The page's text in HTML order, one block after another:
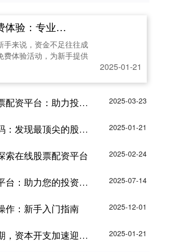
助你赢在起跑线
2025-01-21
手来说，资金不足往往成
费体验活动，为新手提供
：助力投资，成就财富 2025-03-23
顶尖的股票配资平台 2025-01-21
索在线股票配资平台 2025-02-24
助力您的投资征程 2025-07-14
作：新手入门指南 2025-12-01
支加速迎接全面复苏 2025-01-21